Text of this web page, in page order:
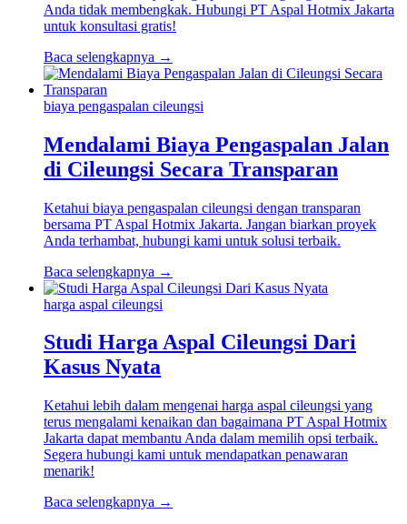
Anda tidak membengkak. Hubungi PT Aspal Hotmix Jakarta
untuk konsultasi gratis!
Baca selengkapnya →
biaya pengaspalan cileungsi
Mendalami Biaya Pengaspalan Jalan
di Cileungsi Secara Transparan
Ketahui biaya pengaspalan cileungsi dengan transparan
bersama PT Aspal Hotmix Jakarta. Jangan biarkan proyek
Anda terhambat, hubungi kami untuk solusi terbaik.
Baca selengkapnya →
harga aspal cileungsi
Studi Harga Aspal Cileungsi Dari
Kasus Nyata
Ketahui lebih dalam mengenai harga aspal cileungsi yang
terus mengalami kenaikan dan bagaimana PT Aspal Hotmix
Jakarta dapat membantu Anda dalam memilih opsi terbaik.
Segera hubungi kami untuk mendapatkan penawaran
menarik!
Baca selengkapnya →